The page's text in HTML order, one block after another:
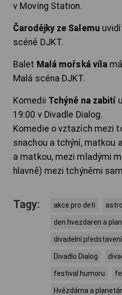
v Moving Station.
Čarodějky ze Salemu
scéně DJKT.
Balet Malá mořská víla
Malá scéna DJKT.
Komedii Tchýně na zabití
19:00 v Divadle Dialog.
Komedie o vztazích mezi
snachou a tchýní, matkou
a matkou, mezi mladými
hlavně) mezi tchýněmi
Tagy: akce pro deti
den hvezdaren a
divadelní představení
Divadlo Dialog
festival humoru
Hvězdárna a